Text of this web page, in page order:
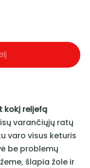
kokį reljefą
varančiųjų ratų
varo visus keturis
be problemų
šlapia žole ir